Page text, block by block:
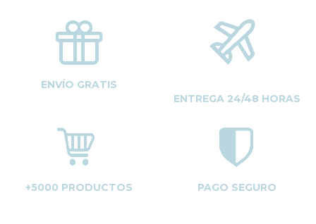
ENVÍO GRATIS
ENTREGA 24/48 HORAS
+5000 PRODUCTOS PAGO SEGURO